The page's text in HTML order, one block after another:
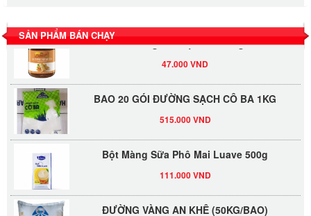
SẢN PHẨM BÁN CHẠY Tương xí muội LKK 260g
47.000 VND
BAO 20 GÓI ĐƯỜNG SẠCH CÔ BA 1KG
515.000 VND
Bột Màng Sữa Phô Mai Luave 500g
111.000 VND
ĐƯỜNG VÀNG AN KHÊ (50KG/BAO)